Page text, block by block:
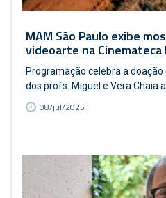
MAM São Paulo exibe
videoarte na
Programação celebra a
dos profs. Miguel e Vera Chaia
08/jul/2025